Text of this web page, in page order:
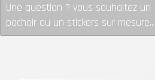
Une question ? vous souhaitez un
pochoir ou un stickers sur mesure...